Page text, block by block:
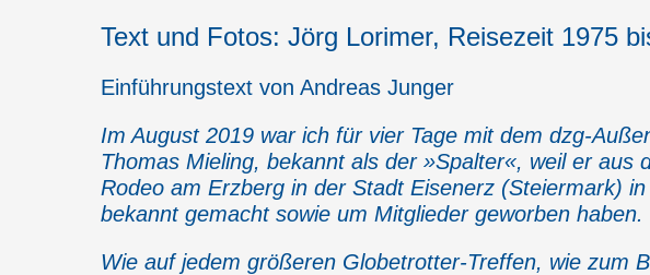
Text und Fotos: Jörg Lorimer, Reisezeit 1975
Einführungstext von Andreas Junger
Im August 2019 war ich für vier Tage mit dem dzg-
Thomas Mieling, bekannt als der »Spalter«, weil er
Rodeo am Erzberg in der Stadt Eisenerz (Steiermark)
bekannt gemacht sowie um Mitglieder geworben haben.
Wie auf jedem größeren Globetrotter-Treffen, wie zum